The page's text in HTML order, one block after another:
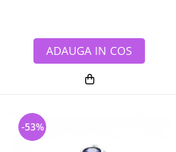
ADAUGA IN COS
-53%